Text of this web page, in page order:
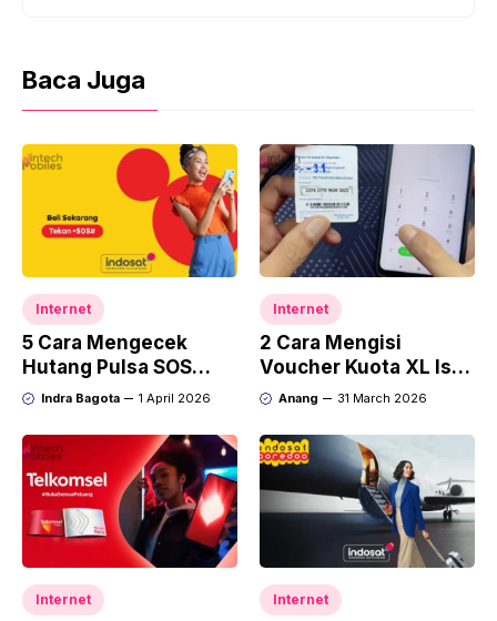
Baca Juga
Internet
5 Cara Mengecek
Hutang Pulsa SOS
Indosat: Harga &
Indra Bagota 1 April 2026
Internet
2 Cara Mengisi
Voucher Kuota XL Isi
Ulang, Anti Gagal!
Anang 31 March 2026
Internet Internet